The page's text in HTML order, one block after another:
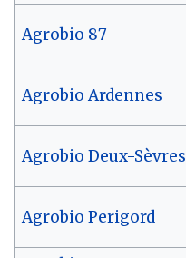
Agrobio 87
Agrobio Ardennes
Agrobio Deux-Sèvres
Agrobio Perigord